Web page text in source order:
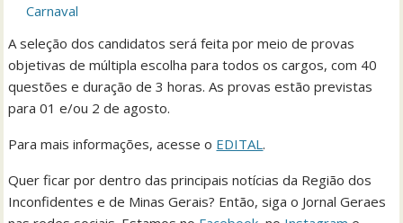
Carnaval
A seleção dos candidatos será feita por meio de provas
objetivas de múltipla escolha para todos os cargos, com 40
questões e duração de 3 horas. As provas estão previstas
para 01 e/ou 2 de agosto.
Para mais informações, acesse o EDITAL.
Quer ficar por dentro das principais notícias da Região dos
Inconfidentes e de Minas Gerais? Então, siga o Jornal Geraes